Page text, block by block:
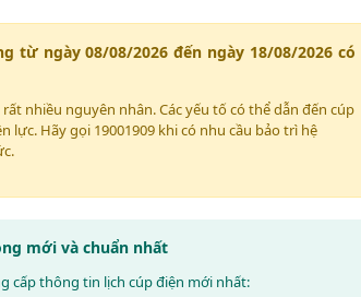
từ ngày 08/08/2026 đến ngày 18/08/2026 có
nhiều nguyên nhân. Các yếu tố có thể dẫn đến cúp
lực. Hãy gọi 19001909 khi có nhu cầu bảo trì hệ
mới và chuẩn nhất
cấp thông tin lịch cúp điện mới nhất: